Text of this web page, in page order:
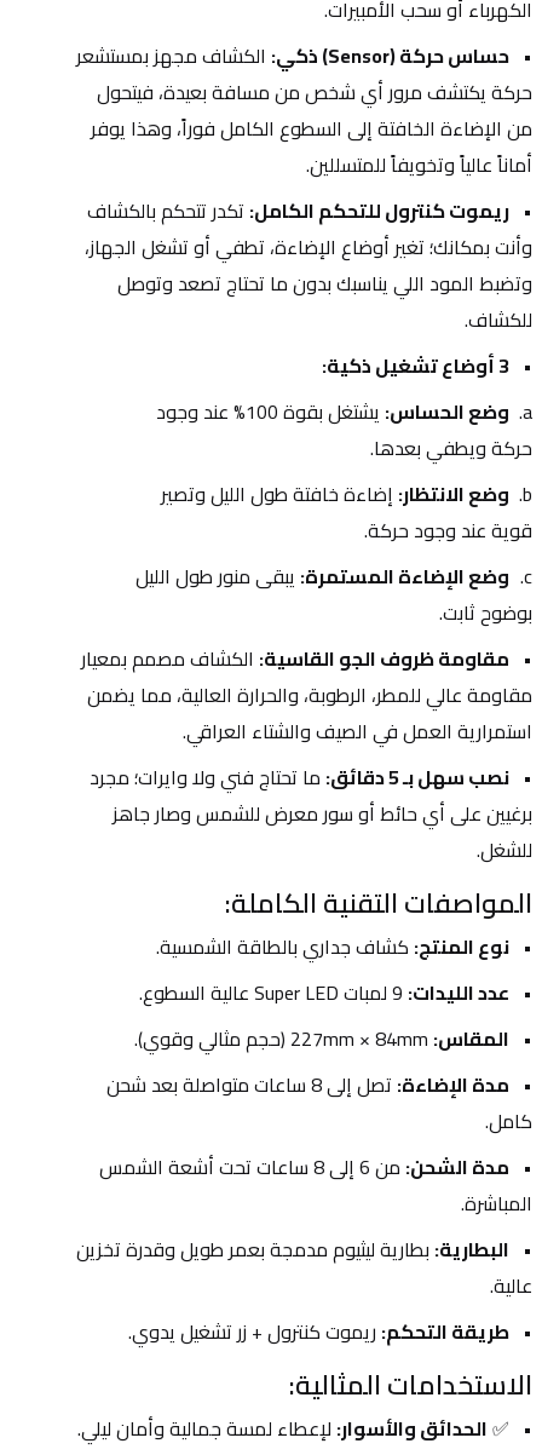
الكهرباء أو سحب الأمبيرات.
حساس حركة (Sensor) ذكي:
الكشاف مجهز بمستشعر
من الإضاءة الخافتة إلى السطوع الكامل فوراً، وهذا يوفر
أماناً عالياً وتخويفاً للمتسللين.
ريموت كنترول للتحكم الكامل:
للكشاف.
3 أوضاع تشغيل ذكية:
وضع الحساس:
حركة ويطفي بعدها.
وضع الانتظار:
إضاءة خافتة طول الليل وتصير
قوية عند وجود حركة.
وضع الإضاءة المستمرة:
بوضوح ثابت.
مقاومة ظروف الجو القاسية:
الكشاف مصمم بمعيار
استمرارية العمل في الصيف والشتاء العراقي.
نصب سهل بـ 5 دقائق:
برغيين على أي حائط أو سور معرض للشمس وصار جاهز
للشغل.
المواصفات التقنية الكاملة:
نوع المنتج: كشاف جداري بالطاقة الشمسية.
عدد الليدات:
المقاس:
مدة الإضاءة:
كامل.
مدة الشحن:
المباشرة.
البطارية:
عالية.
طريقة التحكم: ريموت كنترول + زر تشغيل يدوي.
الاستخدامات المثالية:
✅ الحدائق والأسوار: لإعطاء لمسة جمالية وأمان ليلي.